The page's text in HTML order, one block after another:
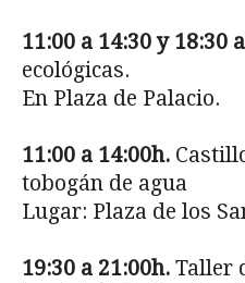
11:00 a 14:30 y 18:30
ecológicas.
En Plaza de Palacio.
11:00 a 14:00h.
tobogán de agua
Lugar: Plaza de los
19:30 a 21:00h. Taller